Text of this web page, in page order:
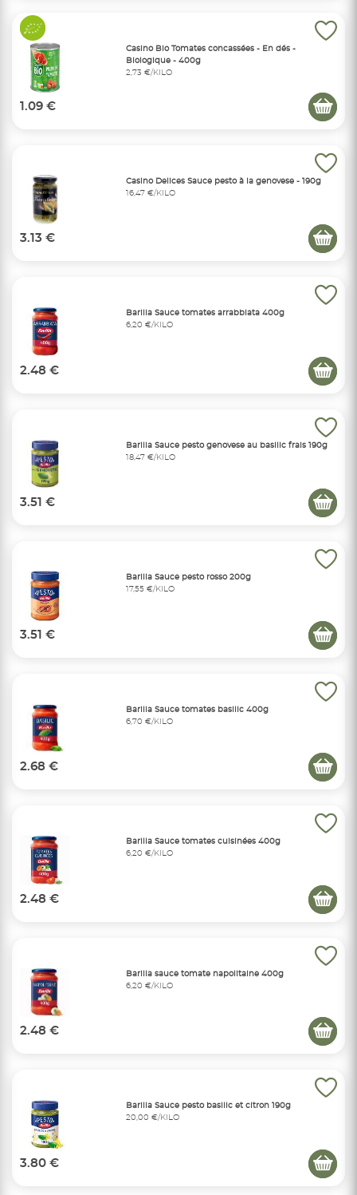
Casino Bio Tomates concassées - En dés -
Biologique - 400g
2,73 €/KILO
1.09 €
Casino Delices Sauce pesto à la genovese - 190g
16,47 €/KILO
3.13 €
Barilla Sauce tomates arrabbiata 400g
6,20 €/KILO
2.48 €
Barilla Sauce pesto genovese au basilic frais 190g
18,47 €/KILO
3.51 €
Barilla Sauce pesto rosso 200g
17,55 €/KILO
3.51 €
Barilla Sauce tomates basilic 400g
6,70 €/KILO
2.68 €
Barilla Sauce tomates cuisinées 400g
6,20 €/KILO
2.48 €
Barilla sauce tomate napolitaine 400g
6,20 €/KILO
2.48 €
Barilla Sauce pesto basilic et citron 190g
20,00 €/KILO
3.80 €